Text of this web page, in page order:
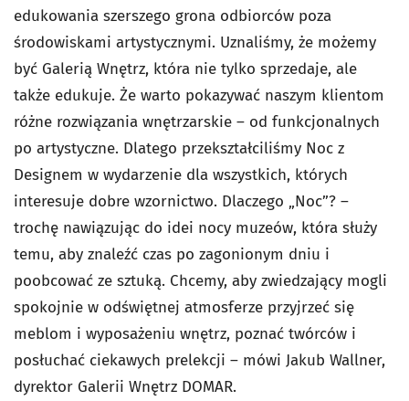
edukowania szerszego grona odbiorców poza
środowiskami artystycznymi. Uznaliśmy, że możemy
być Galerią Wnętrz, która nie tylko sprzedaje, ale
także edukuje. Że warto pokazywać naszym klientom
różne rozwiązania wnętrzarskie – od funkcjonalnych
po artystyczne. Dlatego przekształciliśmy Noc z
Designem w wydarzenie dla wszystkich, których
interesuje dobre wzornictwo. Dlaczego „Noc”? –
trochę nawiązując do idei nocy muzeów, która służy
temu, aby znaleźć czas po zagonionym dniu i
poobcować ze sztuką. Chcemy, aby zwiedzający mogli
spokojnie w odświętnej atmosferze przyjrzeć się
meblom i wyposażeniu wnętrz, poznać twórców i
posłuchać ciekawych prelekcji – mówi Jakub Wallner,
dyrektor Galerii Wnętrz DOMAR.